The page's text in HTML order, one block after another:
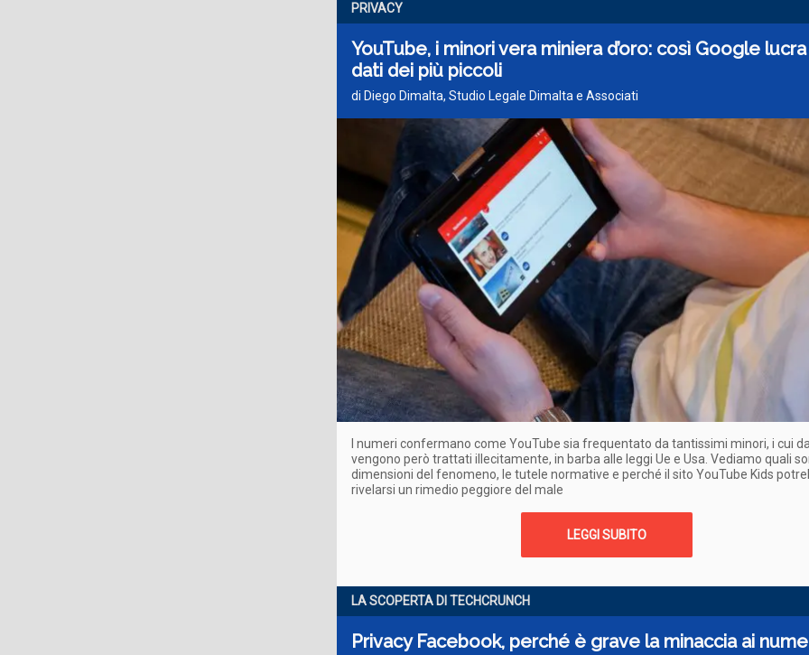
PRIVACY
YouTube, i minori vera miniera d’oro: così Google
dati dei più piccoli
di Diego Dimalta, Studio Legale Dimalta e Associati
I numeri confermano come YouTube sia frequentato da tantissimi minori, i cui
vengono però trattati illecitamente, in barba alle leggi Ue e Usa. Vediamo quali
dimensioni del fenomeno, le tutele normative e perché il sito YouTube Kids
rivelarsi un rimedio peggiore del male
LEGGI SUBITO
LA SCOPERTA DI TECHCRUNCH
Privacy Facebook, perché è grave la minaccia ai